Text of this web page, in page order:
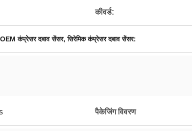
कीवर्ड:
OEM कंप्रेसर दबाव सेंसर,सिरेमिक कंप्रेसर दबाव सेंसर:
पैकेजिंग विवरण